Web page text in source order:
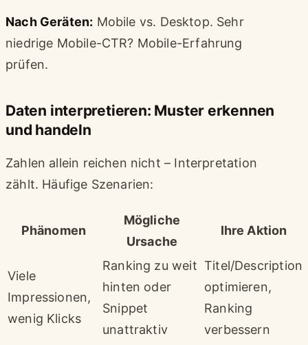
Nach Geräten: Mobile vs. Desktop. Sehr
niedrige Mobile-CTR? Mobile-Erfahrung
prüfen.
Daten interpretieren: Muster erkennen
und handeln
Zahlen allein reichen nicht – Interpretation
zählt. Häufige Szenarien:
Phänomen
Mögliche
Ursache
Ihre Aktion
Viele
Impressionen,
wenig Klicks
Ranking zu weit
hinten oder
Snippet
unattraktiv
Titel/Description
optimieren,
Ranking
verbessern